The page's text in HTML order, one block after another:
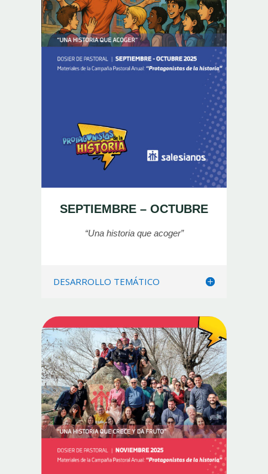
SEPTIEMBRE – OCTUBRE
“Una historia que acoger”
DESARROLLO TEMÁTICO